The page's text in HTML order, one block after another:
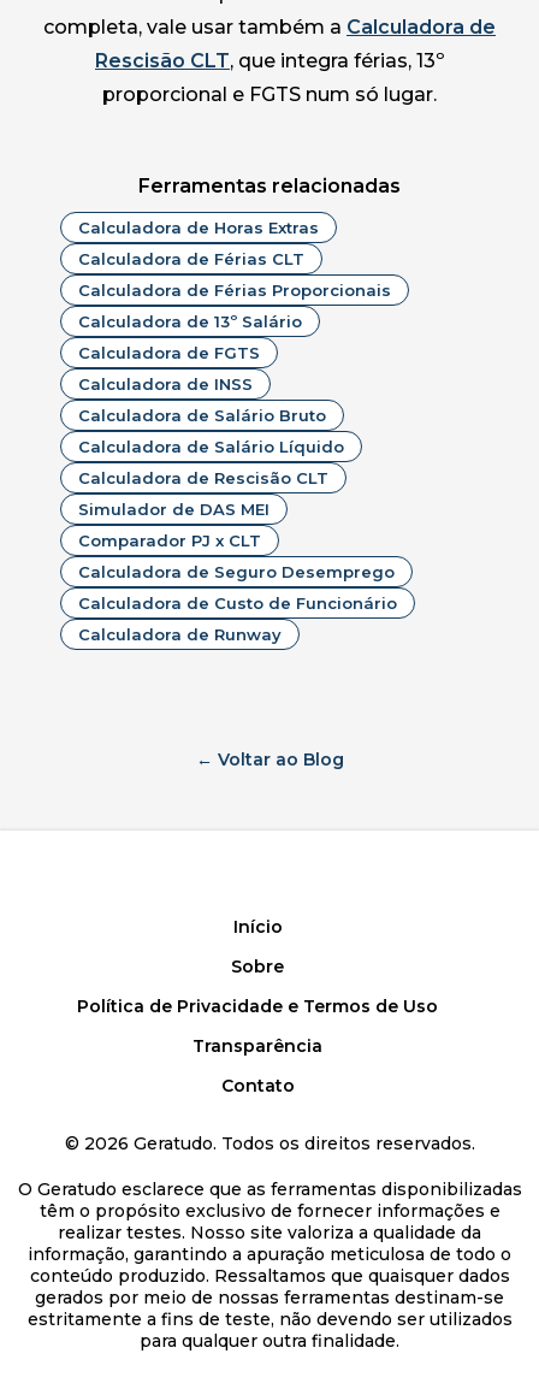
completa, vale usar também a Calculadora de
Rescisão CLT, que integra férias, 13º
proporcional e FGTS num só lugar.
Ferramentas relacionadas
Calculadora de Horas Extras
Calculadora de Férias CLT
Calculadora de Férias Proporcionais
Calculadora de 13º Salário
Calculadora de FGTS
Calculadora de INSS
Calculadora de Salário Bruto
Calculadora de Salário Líquido
Calculadora de Rescisão CLT
Simulador de DAS MEI
Comparador PJ x CLT
Calculadora de Seguro Desemprego
Calculadora de Custo de Funcionário
Calculadora de Runway
← Voltar ao Blog
Início
Sobre
Política de Privacidade e Termos de Uso
Transparência
Contato
© 2026 Geratudo. Todos os direitos reservados.
O Geratudo esclarece que as ferramentas disponibilizadas
têm o propósito exclusivo de fornecer informações e
realizar testes. Nosso site valoriza a qualidade da
informação, garantindo a apuração meticulosa de todo o
conteúdo produzido. Ressaltamos que quaisquer dados
gerados por meio de nossas ferramentas destinam-se
estritamente a fins de teste, não devendo ser utilizados
para qualquer outra finalidade.